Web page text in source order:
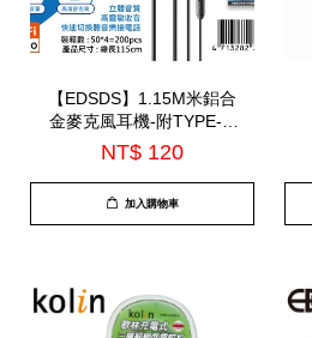
【EDSDS】1.15M米鋁合
金麥克風耳機-附TYPE-C
轉接線(EDS-C524)
NT$ 120
加入購物車